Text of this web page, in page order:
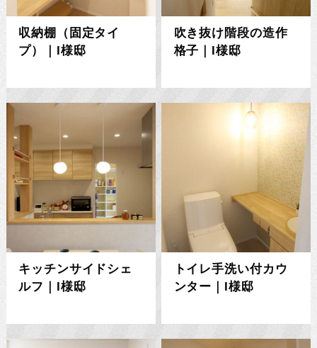
収納棚（固定タイ
プ）｜I様邸
吹き抜け階段の造作
格子｜I様邸
キッチンサイドシェ
ルフ｜I様邸
トイレ手洗い付カウ
ンター｜I様邸